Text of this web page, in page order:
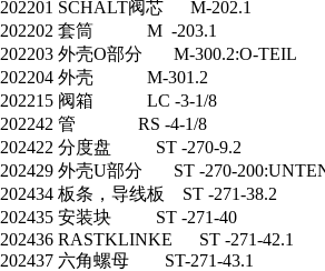
202201 SCHALT阀芯 M-202.1
202202 套筒 M -203.1
202203 外壳O部分 M-300.2:O-TEIL
202204 外壳 M-301.2
202215 阀箱 LC -3-1/8
202242 管 RS -4-1/8
202422 分度盘 ST -270-9.2
202429 外壳U部分 ST -270-
202434 板条，导线板 ST -271-38.2
202435 安装块 ST -271-40
202436 RASTKLINKE ST -271-42.1
202437 六角螺母 ST-271-43.1